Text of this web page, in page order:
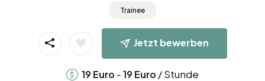
Trainee
Jetzt bewerben
19 Euro -19 Euro / Stunde